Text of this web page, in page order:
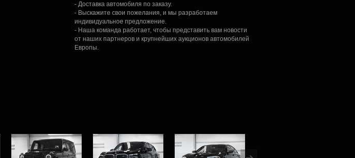
- Доставка автомобиля по заказу.
- Выскажите свои пожелания, и мы разработаем
индивидуальное предложение.
- Наша команда работает, чтобы представить вам новости
от наших партнеров и крупнейших аукционов автомобилей
Европы.